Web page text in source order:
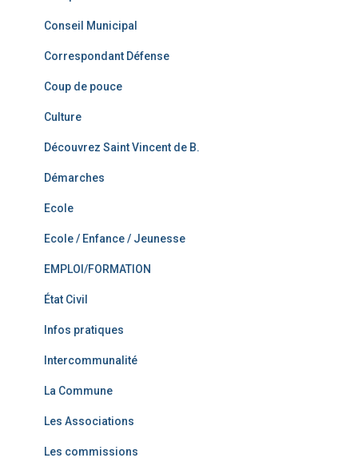
Conseil Municipal
Correspondant Défense
Coup de pouce
Culture
Découvrez Saint Vincent de B.
Démarches
Ecole
Ecole / Enfance / Jeunesse
EMPLOI/FORMATION
État Civil
Infos pratiques
Intercommunalité
La Commune
Les Associations
Les commissions